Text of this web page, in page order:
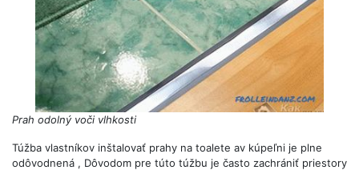
Prah odolný voči vlhkosti
Túžba vlastníkov inštalovať prahy na toalete av kúpeľni je plne
odôvodnená , Dôvodom pre túto túžbu je často zachrániť priestory